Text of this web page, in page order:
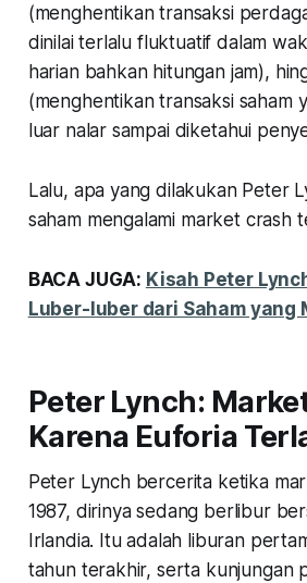
(menghentikan transaksi
dinilai terlalu fluktuatif dalam
harian bahkan hitungan jam),
(menghentikan transaksi saham
luar nalar sampai diketahui
Lalu, apa yang dilakukan Peter
saham mengalami market crash
BACA JUGA: Kisah Peter
Luber-luber dari Saham yang
Peter Lynch:
Karena Euforia
Peter Lynch bercerita ketika
1987, dirinya sedang berlibur
Irlandia. Itu adalah liburan
tahun terakhir, serta kunjungan